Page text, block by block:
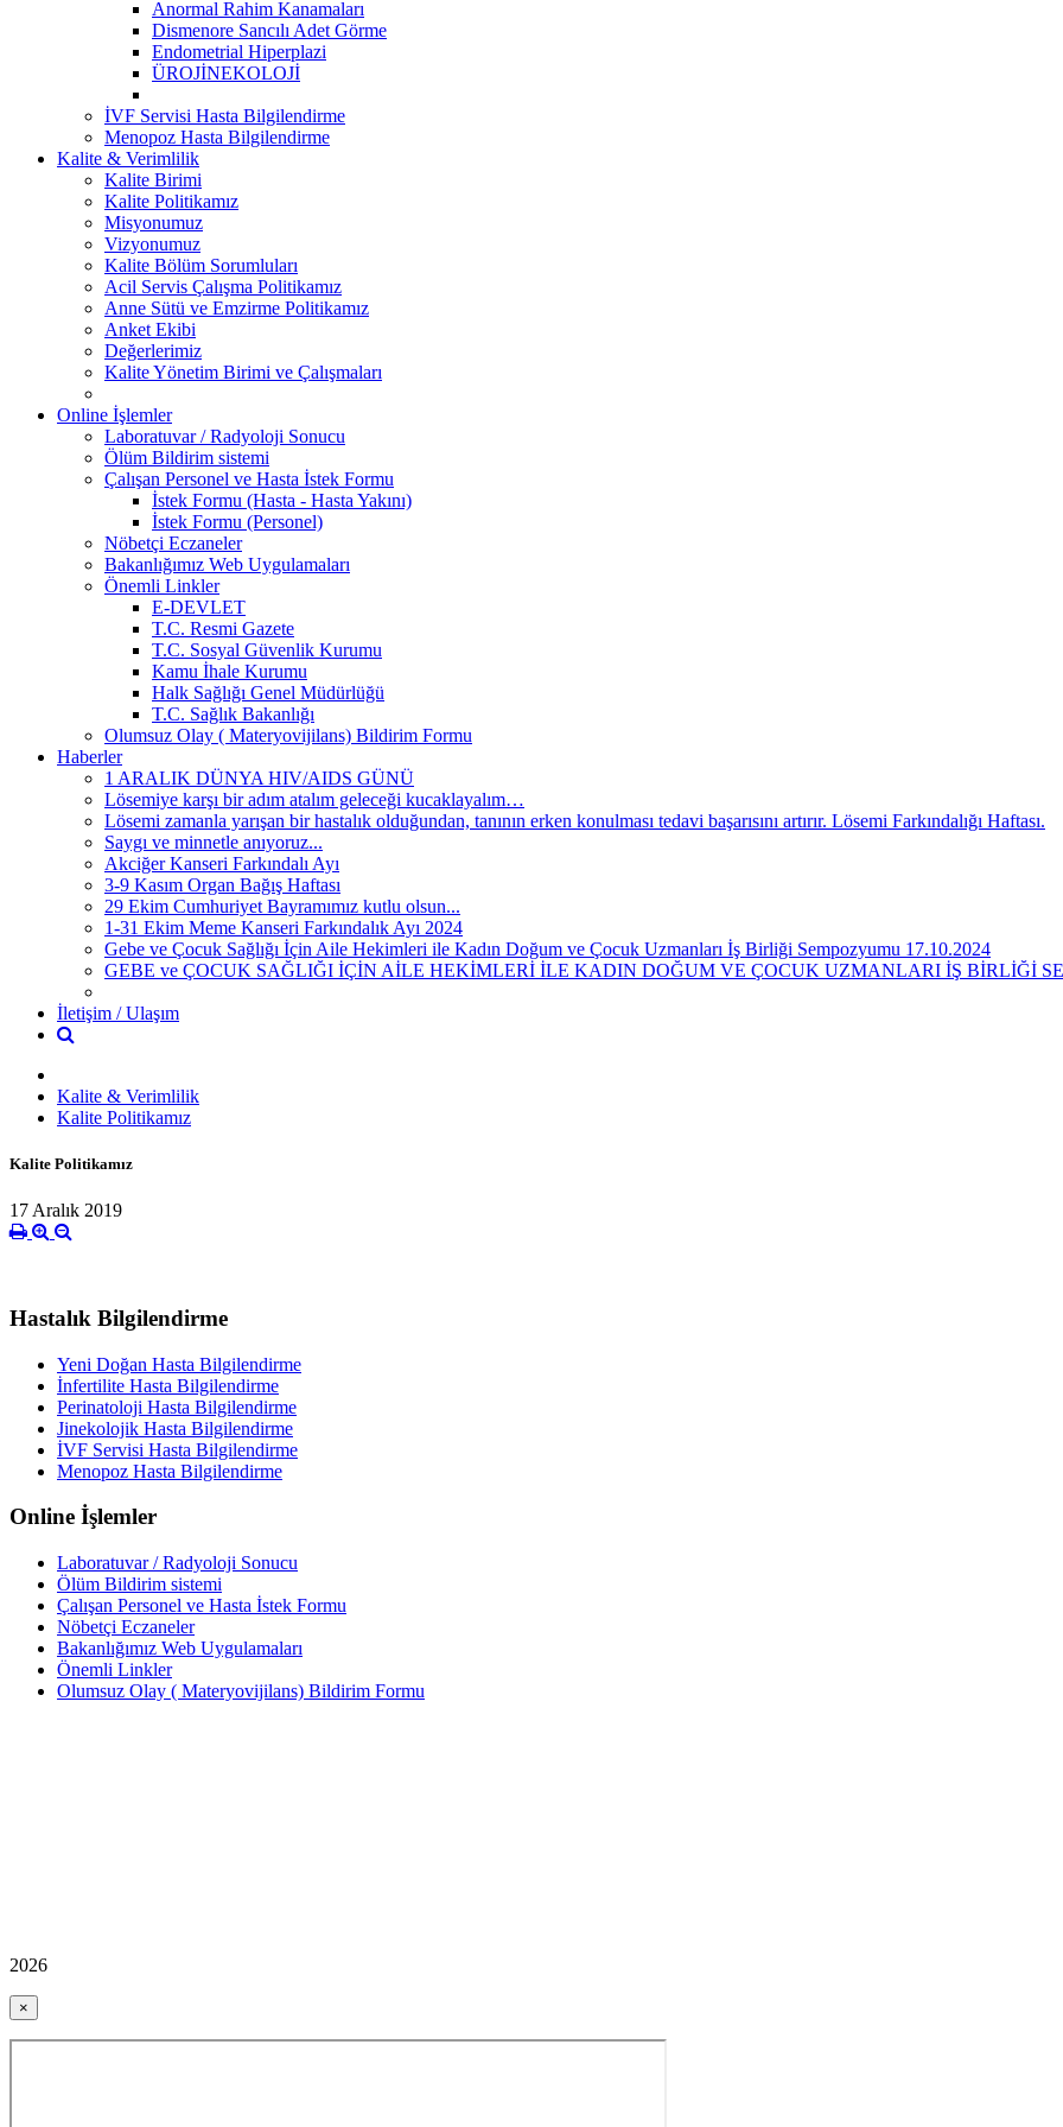
Anormal Rahim Kanamaları
Dismenore Sancılı Adet Görme
Endometrial Hiperplazi
ÜROJİNEKOLOJİ
İVF Servisi Hasta Bilgilendirme
Menopoz Hasta Bilgilendirme
Kalite & Verimlilik
Kalite Birimi
Kalite Politikamız
Misyonumuz
Vizyonumuz
Kalite Bölüm Sorumluları
Acil Servis Çalışma Politikamız
Anne Sütü ve Emzirme Politikamız
Anket Ekibi
Değerlerimiz
Kalite Yönetim Birimi ve Çalışmaları
Online İşlemler
Laboratuvar / Radyoloji Sonucu
Ölüm Bildirim sistemi
Çalışan Personel ve Hasta İstek Formu
İstek Formu (Hasta - Hasta Yakını)
İstek Formu (Personel)
Nöbetçi Eczaneler
Bakanlığımız Web Uygulamaları
Önemli Linkler
E-DEVLET
T.C. Resmi Gazete
T.C. Sosyal Güvenlik Kurumu
Kamu İhale Kurumu
Halk Sağlığı Genel Müdürlüğü
T.C. Sağlık Bakanlığı
Olumsuz Olay ( Materyovijilans) Bildirim Formu
Haberler
1 ARALIK DÜNYA HIV/AIDS GÜNÜ
Lösemiye karşı bir adım atalım geleceği kucaklayalım…
Lösemi zamanla yarışan bir hastalık olduğundan, tanının erken konulması tedavi başarısını artırır. Lösemi Farkındalığı Haftası.
Saygı ve minnetle anıyoruz...
Akciğer Kanseri Farkındalı Ayı
3-9 Kasım Organ Bağış Haftası
29 Ekim Cumhuriyet Bayramımız kutlu olsun...
1-31 Ekim Meme Kanseri Farkındalık Ayı 2024
Gebe ve Çocuk Sağlığı İçin Aile Hekimleri ile Kadın Doğum ve Çocuk Uzmanları İş Birliği Sempozyumu 17.10.2024
GEBE ve ÇOCUK SAĞLIĞI İÇİN AİLE HEKİMLERİ İLE KADIN DOĞUM VE ÇOCUK UZMANLARI İŞ BİRLİĞİ
İletişim / Ulaşım
Kalite & Verimlilik
Kalite Politikamız
Kalite Politikamız
17 Aralık 2019
Hastalık Bilgilendirme
Yeni Doğan Hasta Bilgilendirme
İnfertilite Hasta Bilgilendirme
Perinatoloji Hasta Bilgilendirme
Jinekolojik Hasta Bilgilendirme
İVF Servisi Hasta Bilgilendirme
Menopoz Hasta Bilgilendirme
Online İşlemler
Laboratuvar / Radyoloji Sonucu
Ölüm Bildirim sistemi
Çalışan Personel ve Hasta İstek Formu
Nöbetçi Eczaneler
Bakanlığımız Web Uygulamaları
Önemli Linkler
Olumsuz Olay ( Materyovijilans) Bildirim Formu
2026
×